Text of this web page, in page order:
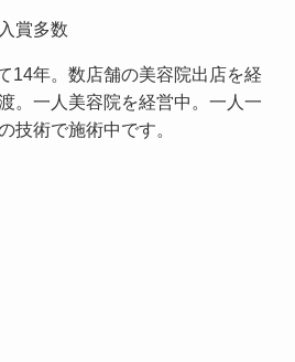
賞多数
14年。数店舗の美容院出店を経
。一人美容院を経営中。一人一
技術で施術中です。